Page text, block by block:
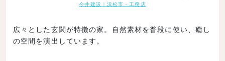
今井建設｜浜松市・工務店
広々とした玄関が特徴の家。自然素材を普段に使い、癒し
の空間を演出しています。